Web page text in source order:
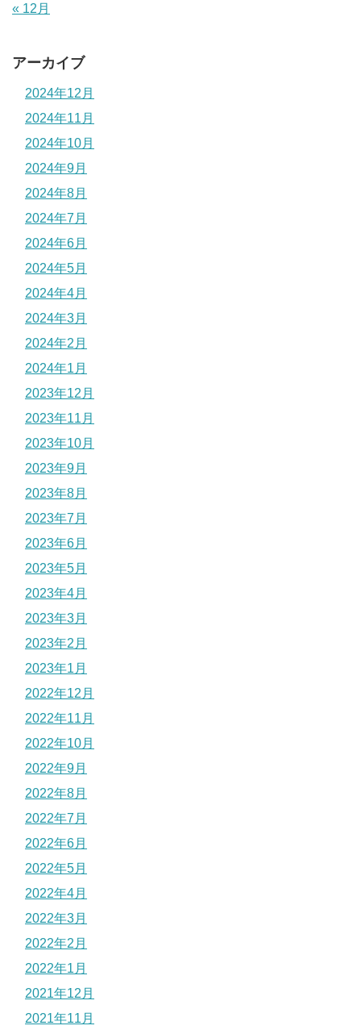
« 12月
アーカイブ
2024年12月
2024年11月
2024年10月
2024年9月
2024年8月
2024年7月
2024年6月
2024年5月
2024年4月
2024年3月
2024年2月
2024年1月
2023年12月
2023年11月
2023年10月
2023年9月
2023年8月
2023年7月
2023年6月
2023年5月
2023年4月
2023年3月
2023年2月
2023年1月
2022年12月
2022年11月
2022年10月
2022年9月
2022年8月
2022年7月
2022年6月
2022年5月
2022年4月
2022年3月
2022年2月
2022年1月
2021年12月
2021年11月